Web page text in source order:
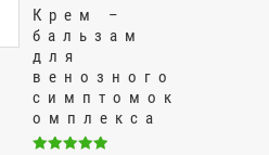
Крем –
бальзам
для
венозного
симптомок
омплекса